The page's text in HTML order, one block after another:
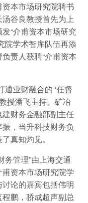
本市场研究院聘书
谷良教授首先为上
“介甫资本市场研究
院学术智库队伍再添
责人获聘“介甫资本
业财融合的 ‘任督
授潘飞主持。矿冶
财务金融部副主任
，当升科技财务负
真知灼见。
管理”由上海交通
资本市场研究院学
论的嘉宾包括伟明
鹏，骄成超声副总